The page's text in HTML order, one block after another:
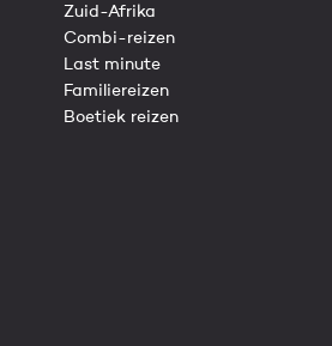
Zuid-Afrika
Combi-reizen
Last minute
Familiereizen
Boetiek reizen